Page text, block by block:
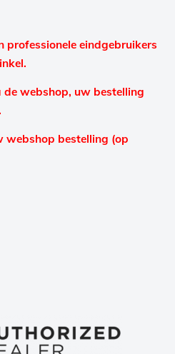
professionele eindgebruikers
de webshop, uw bestelling
webshop bestelling (op